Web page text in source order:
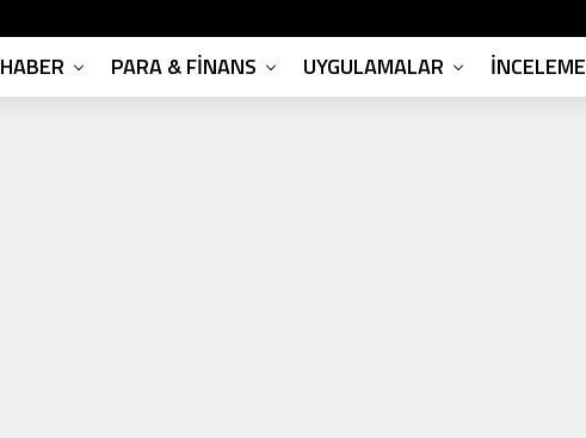
HABER PARA & FINANS UYGULAMALAR İNCELEME